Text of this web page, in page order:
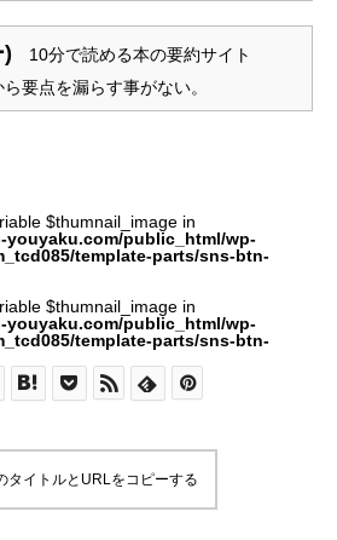
10分で読める本の要約サイト
要点を漏らす事がない。
$thumnail_image in
youyaku.com/public_html/wp-
template-parts/sns-btn-
$thumnail_image in
youyaku.com/public_html/wp-
template-parts/sns-btn-
タイトルとURLをコピーする